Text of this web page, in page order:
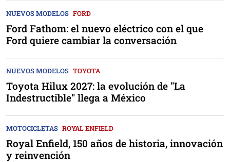
NUEVOS MODELOS FORD
Ford Fathom: el nuevo eléctrico con el que
Ford quiere cambiar la conversación
NUEVOS MODELOS TOYOTA
Toyota Hilux 2027: la evolución de "La
Indestructible" llega a México
MOTOCICLETAS ROYAL ENFIELD
Royal Enfield, 150 años de historia, innovación
y reinvención